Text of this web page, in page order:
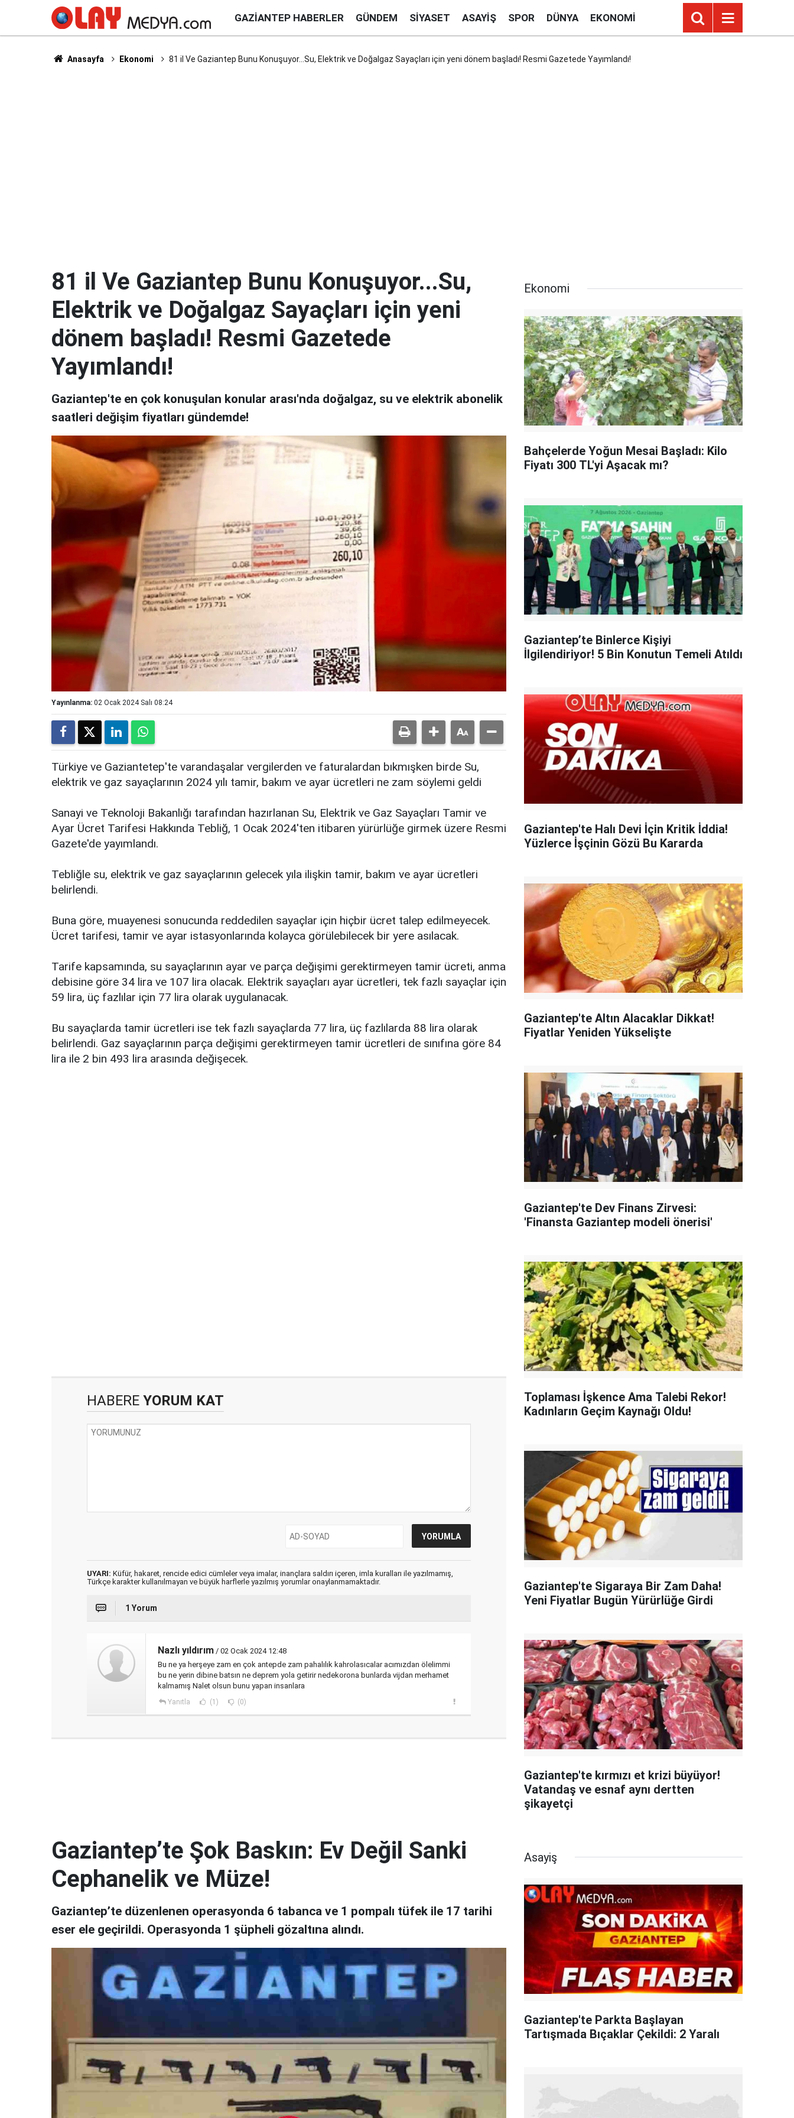
GAZIANTEP HABERLER GÜNDEM SIYASET ASAYIŞ SPOR DÜNYA EKONOMI
Anasayfa Ekonomi 81 il Ve Gaziantep Bunu Konuşuyor...Su, Elektrik ve Doğalgaz Sayaçları için yeni dönem başladı! Resmi Gazetede Yayımlandı!
81 il Ve Gaziantep Bunu Konuşuyor...Su,
Elektrik ve Doğalgaz Sayaçları için yeni
dönem başladı! Resmi Gazetede
Yayımlandı!
Gaziantep'te en çok konuşulan konular arası'nda doğalgaz, su ve elektrik abonelik
saatleri değişim fiyatları gündemde!
Yayınlanma: 02 Ocak 2024 Salı 08:24
Türkiye ve Gaziantetep'te varandaşalar vergilerden ve faturalardan bıkmışken birde Su,
elektrik ve gaz sayaçlarının 2024 yılı tamir, bakım ve ayar ücretleri ne zam söylemi geldi
Sanayi ve Teknoloji Bakanlığı tarafından hazırlanan Su, Elektrik ve Gaz Sayaçları Tamir ve
Ayar Ücret Tarifesi Hakkında Tebliğ, 1 Ocak 2024'ten itibaren yürürlüğe girmek üzere Resmi
Gazete'de yayımlandı.
Tebliğle su, elektrik ve gaz sayaçlarının gelecek yıla ilişkin tamir, bakım ve ayar ücretleri
belirlendi.
Buna göre, muayenesi sonucunda reddedilen sayaçlar için hiçbir ücret talep edilmeyecek.
Ücret tarifesi, tamir ve ayar istasyonlarında kolayca görülebilecek bir yere asılacak.
Tarife kapsamında, su sayaçlarının ayar ve parça değişimi gerektirmeyen tamir ücreti, anma
debisine göre 34 lira ve 107 lira olacak. Elektrik sayaçları ayar ücretleri, tek fazlı sayaçlar için
59 lira, üç fazlılar için 77 lira olarak uygulanacak.
Bu sayaçlarda tamir ücretleri ise tek fazlı sayaçlarda 77 lira, üç fazlılarda 88 lira olarak
belirlendi. Gaz sayaçlarının parça değişimi gerektirmeyen tamir ücretleri de sınıfına göre 84
lira ile 2 bin 493 lira arasında değişecek.
HABERE YORUM KAT
UYARI: Küfür, hakaret, rencide edici cümleler veya imalar, inançlara saldırı içeren, imla kuralları ile yazılmamış,
Türkçe karakter kullanılmayan ve büyük harflerle yazılmış yorumlar onaylanmamaktadır.
1 Yorum
Nazlı yıldırım / 02 Ocak 2024 12:48
Bu ne ya herşeye zam en çok antepde zam pahalılık kahrolasıcalar acımızdan ölelimmi
bu ne yerin dibine batsın ne deprem yola getirir nedekorona bunlarda vijdan merhamet
kalmamış Nalet olsun bunu yapan insanlara
Yanıtla (1) (0)
Ekonomi
Bahçelerde Yoğun Mesai Başladı: Kilo
Fiyatı 300 TL'yi Aşacak mı?
Gaziantep’te Binlerce Kişiyi
İlgilendiriyor! 5 Bin Konutun Temeli Atıldı
Gaziantep'te Halı Devi İçin Kritik İddia!
Yüzlerce İşçinin Gözü Bu Kararda
Gaziantep'te Altın Alacaklar Dikkat!
Fiyatlar Yeniden Yükselişte
Gaziantep'te Dev Finans Zirvesi:
'Finansta Gaziantep modeli önerisi'
Toplaması İşkence Ama Talebi Rekor!
Kadınların Geçim Kaynağı Oldu!
Gaziantep'te Sigaraya Bir Zam Daha!
Yeni Fiyatlar Bugün Yürürlüğe Girdi
Gaziantep'te kırmızı et krizi büyüyor!
Vatandaş ve esnaf aynı dertten
şikayetçi
Gaziantep’te Şok Baskın: Ev Değil Sanki
Cephanelik ve Müze!
Gaziantep’te düzenlenen operasyonda 6 tabanca ve 1 pompalı tüfek ile 17 tarihi
eser ele geçirildi. Operasyonda 1 şüpheli gözaltına alındı.
Asayiş
Gaziantep'te Parkta Başlayan
Tartışmada Bıçaklar Çekildi: 2 Yaralı